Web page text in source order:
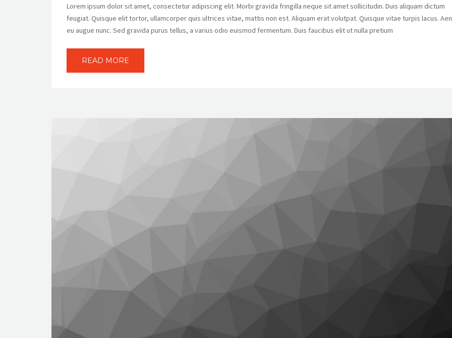
Lorem ipsum dolor sit amet, consectetur adipiscing elit. Morbi gravida fringilla neque sit amet sollicitudin. Duis aliquam dictum
feugiat. Quisque elit tortor, ullamcorper quis ultrices vitae, mattis non est. Aliquam erat volutpat. Quisque vitae turpis lacus.
eu augue nunc. Sed gravida purus tellus, a varius odio euismod fermentum. Duis faucibus elit ut nulla pretium
READ MORE